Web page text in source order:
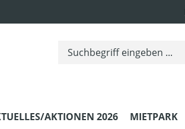
AKTIONEN 2026 MIETPARK